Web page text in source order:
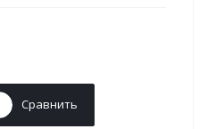
Сравнить